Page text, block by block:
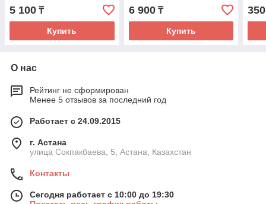
5 100 ₸
Купить
6 900₸
Купить
350
О нас
Рейтинг не сформирован
Менее 5 отзывов за последний год
Работает с 24.09.2015
г. Астана
улица Сокпакбаева, 5, Астана, Казахстан
Контакты
Сегодня работает с 10:00 до 19:30